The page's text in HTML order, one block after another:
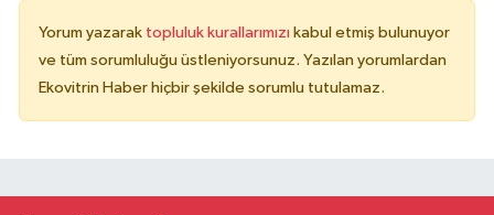
Yorum yazarak topluluk kurallarımızı kabul etmiş bulunuyor
ve tüm sorumluluğu üstleniyorsunuz. Yazılan yorumlardan
Ekovitrin Haber hiçbir şekilde sorumlu tutulamaz.